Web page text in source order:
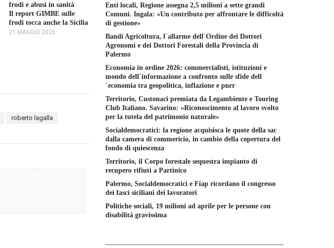
frodi e abusi in sanità
Il report GIMBE sulle
frodi tocca anche la Sicilia
21 MAGGIO 2026
cura, Sicilia tra le regioni
più fragili
I numeri della crisi per
provincia
28 FEBBRAIO 2026
equità nella salute, la
Regione supera il target di
14 GENNAIO 2026
roberto lagalla
Enti locali, Regione assegna 2,5 milioni a sette grandi
Comuni. Ingala: «Un contributo per affrontare le difficoltà
di gestione»
Bandi Agricoltura, l´allarme dell´Ordine dei Dottori
Agronomi e dei Dottori Forestali della Provincia di
Palermo
Economia in ordine 2026: commercialisti, istituzioni e
mondo dell´informazione a confronto sulle sfide dell
´economia tra geopolitica, inflazione e pnrr
Territorio, Custonaci premiata da Legambiente e Touring
Club Italiano. Savarino: «Riconoscimento al lavoro svolto
per la tutela del patrimonio naturale»
Socialdemocratici: la regione acquisisca le quote della sac
dalla camera di commericio, in cambio della copertura del
fondo di quiescenza
Territorio, il Corpo forestale sequestra impianto di
recupero rifiuti a Partinico
Palermo, Socialdemocratici e Fiap ricordano il congresso
dei fasci siciliani dei lavoratori
Politiche sociali, 19 milioni ad aprile per le persone con
disabilità gravissima